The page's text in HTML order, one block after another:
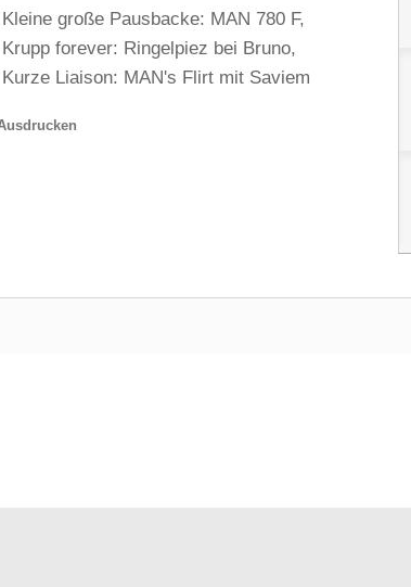
Kleine große Pausbacke: MAN 780 F,
Krupp forever: Ringelpiez bei Bruno,
Kurze Liaison: MAN's Flirt mit Saviem